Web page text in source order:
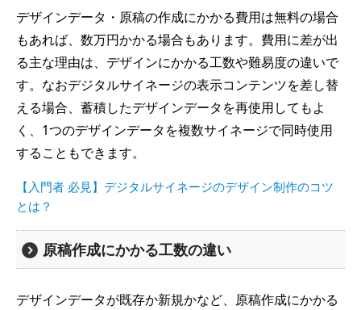
デザインデータ・原稿の作成にかかる費用は無料の場合
もあれば、数万円かかる場合もあります。費用に差が出
る主な理由は、デザインにかかる工数や難易度の違いで
す。なおデジタルサイネージの表示コンテンツを差し替
える場合、蓄積したデザインデータを再使用してもよ
く、1つのデザインデータを複数サイネージで同時使用
することもできます。
【入門者 必見】デジタルサイネージのデザイン制作のコツ
とは？
原稿作成にかかる工数の違い
デザインデータが既存か新規かなど、原稿作成にかかる